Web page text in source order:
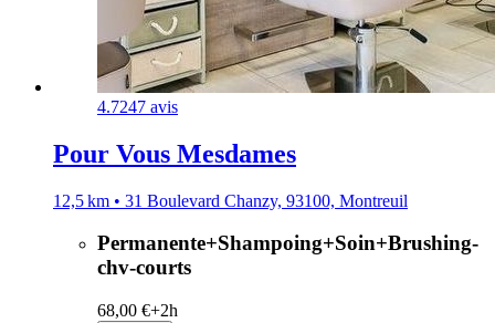
4.7247 avis
Pour Vous Mesdames
12,5 km • 31 Boulevard Chanzy, 93100, Montreuil
Permanente+Shampoing+Soin+Brushing-
chv-courts
68,00 €+2h